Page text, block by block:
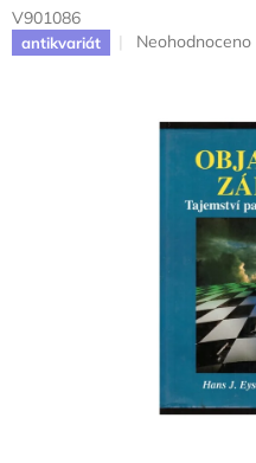
V901086
antikvariát
Průměrné
hvězdiček.
Neohodnoceno